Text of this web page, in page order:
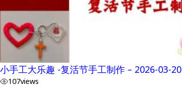
小手工大乐趣 -复活节手工制作 – 2026-03-20
107views